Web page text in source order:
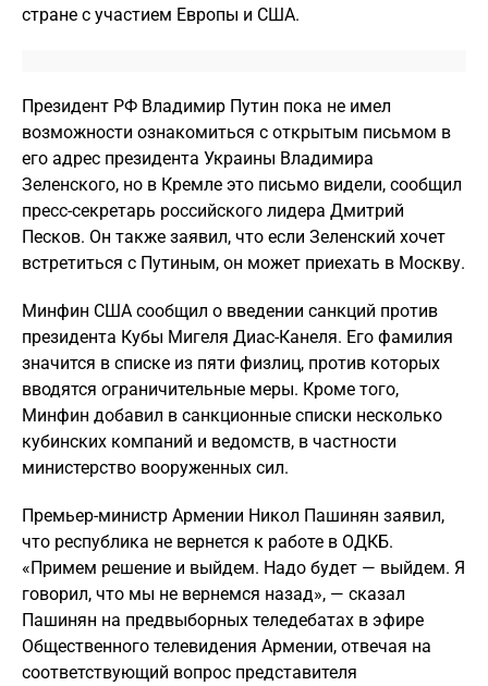
стране с участием Европы и США.
Президент РФ Владимир Путин пока не имел
возможности ознакомиться с открытым письмом в
его адрес президента Украины Владимира
Зеленского, но в Кремле это письмо видели, сообщил
пресс-секретарь российского лидера Дмитрий
Песков. Он также заявил, что если Зеленский хочет
встретиться с Путиным, он может приехать в Москву.
Минфин США сообщил о введении санкций против
президента Кубы Мигеля Диас-Канеля. Его фамилия
значится в списке из пяти физлиц, против которых
вводятся ограничительные меры. Кроме того,
Минфин добавил в санкционные списки несколько
кубинских компаний и ведомств, в частности
министерство вооруженных сил.
Премьер-министр Армении Никол Пашинян заявил,
что республика не вернется к работе в ОДКБ.
«Примем решение и выйдем. Надо будет — выйдем. Я
говорил, что мы не вернемся назад», — сказал
Пашинян на предвыборных теледебатах в эфире
Общественного телевидения Армении, отвечая на
соответствующий вопрос представителя